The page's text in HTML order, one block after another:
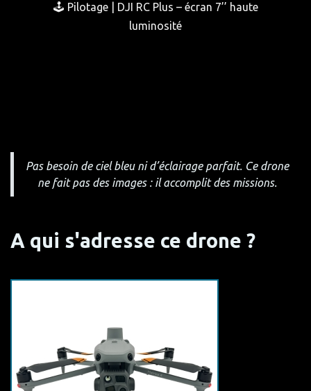
🕹️ Pilotage | DJI RC Plus – écran 7’’ haute
luminosité
Pas besoin de ciel bleu ni d’éclairage parfait. Ce drone
ne fait pas des images : il accomplit des missions.
A qui s'adresse ce drone ?